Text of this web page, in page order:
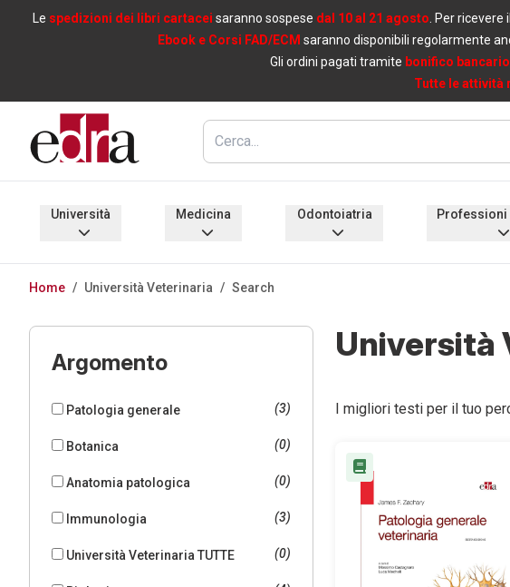
Le spedizioni dei libri cartacei saranno sospese dal 10 al 21 agosto . Per
Ebook e Corsi FAD/ECM saranno disponibili regolarmente
Gli ordini pagati tramite bonifico bancario
Tutte le attività
Home / Università Veterinaria / Search
Argomento
Patologia generale (3)
Botanica (0)
Anatomia patologica (0)
Immunologia (3)
Università Veterinaria TUTTE (0)
Università
I migliori testi per il tuo